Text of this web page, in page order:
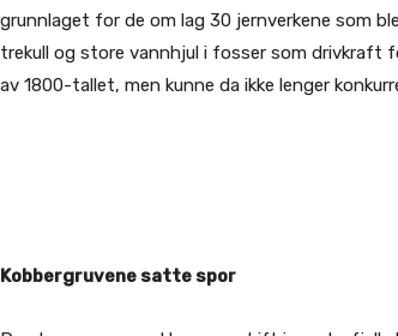
grunnlaget for de om lag 30 jernverkene som
trekull og store vannhjul i fosser som drivkraft
av 1800-tallet, men kunne da ikke lenger
Kobbergruvene satte spor